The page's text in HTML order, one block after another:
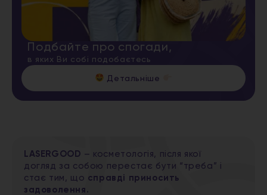
Подбайте про спогади,
в яких Ви собі подобаєтесь
Детальніше
LASERGOOD – косметологія, після якої
догляд за собою перестає бути “треба” і
стає тим, що справді приносить
задоволення.